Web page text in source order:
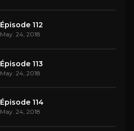
Épisode 112
May. 24, 2018
Épisode 113
May. 24, 2018
Épisode 114
May. 24, 2018